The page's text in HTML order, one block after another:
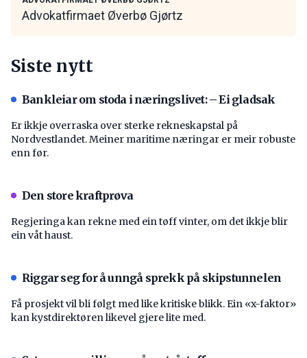
Advokatfirmaet Øverbø Gjørtz
Siste nytt
Bankleiar om stoda i næringslivet: – Ei gladsak
Er ikkje overraska over sterke rekneskapstal på
Nordvestlandet. Meiner maritime næringar er meir robuste
enn før.
Den store kraftprøva
Regjeringa kan rekne med ein tøff vinter, om det ikkje blir
ein våt haust.
Riggar seg for å unngå sprekk på skipstunnelen
Få prosjekt vil bli følgt med like kritiske blikk. Ein «x-faktor»
kan kystdirektøren likevel gjere lite med.